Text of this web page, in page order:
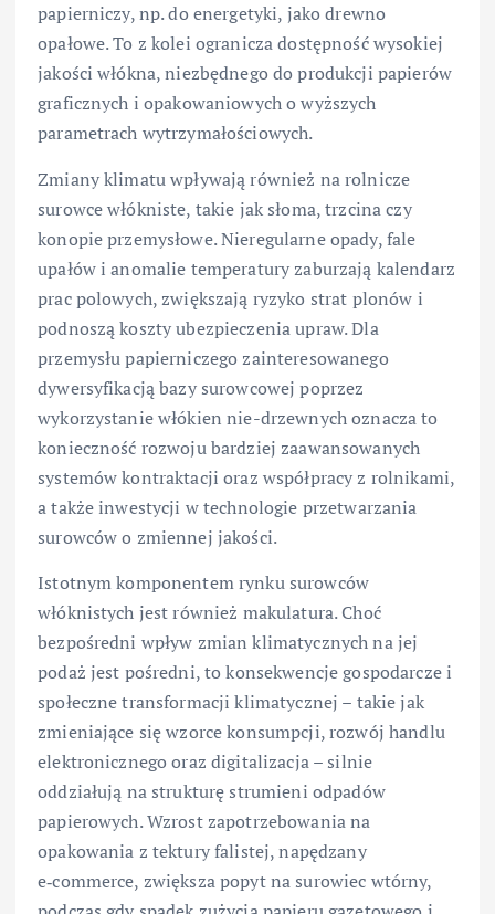
papierniczy, np. do energetyki, jako drewno
opałowe. To z kolei ogranicza dostępność wysokiej
jakości włókna, niezbędnego do produkcji papierów
graficznych i opakowaniowych o wyższych
parametrach wytrzymałościowych.
Zmiany klimatu wpływają również na rolnicze
surowce włókniste, takie jak słoma, trzcina czy
konopie przemysłowe. Nieregularne opady, fale
upałów i anomalie temperatury zaburzają kalendarz
prac polowych, zwiększają ryzyko strat plonów i
podnoszą koszty ubezpieczenia upraw. Dla
przemysłu papierniczego zainteresowanego
dywersyfikacją bazy surowcowej poprzez
wykorzystanie włókien nie-drzewnych oznacza to
konieczność rozwoju bardziej zaawansowanych
systemów kontraktacji oraz współpracy z rolnikami,
a także inwestycji w technologie przetwarzania
surowców o zmiennej jakości.
Istotnym komponentem rynku surowców
włóknistych jest również makulatura. Choć
bezpośredni wpływ zmian klimatycznych na jej
podaż jest pośredni, to konsekwencje gospodarcze i
społeczne transformacji klimatycznej – takie jak
zmieniające się wzorce konsumpcji, rozwój handlu
elektronicznego oraz digitalizacja – silnie
oddziałują na strukturę strumieni odpadów
papierowych. Wzrost zapotrzebowania na
opakowania z tektury falistej, napędzany
e‑commerce, zwiększa popyt na surowiec wtórny,